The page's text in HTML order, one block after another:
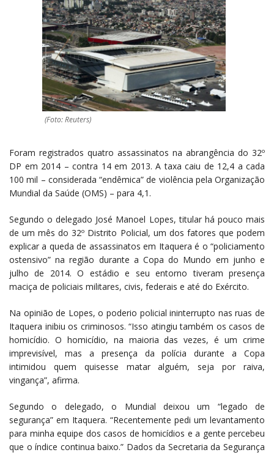
(Foto: Reuters)
Foram registrados quatro assassinatos na abrangência do 32º
DP em 2014 – contra 14 em 2013. A taxa caiu de 12,4 a cada
100 mil – considerada “endêmica” de violência pela Organização
Mundial da Saúde (OMS) – para 4,1.
Segundo o delegado José Manoel Lopes, titular há pouco mais
de um mês do 32º Distrito Policial, um dos fatores que podem
explicar a queda de assassinatos em Itaquera é o “policiamento
ostensivo” na região durante a Copa do Mundo em junho e
julho de 2014. O estádio e seu entorno tiveram presença
maciça de policiais militares, civis, federais e até do Exército.
Na opinião de Lopes, o poderio policial ininterrupto nas ruas de
Itaquera inibiu os criminosos. “Isso atingiu também os casos de
homicídio. O homicídio, na maioria das vezes, é um crime
imprevisível, mas a presença da polícia durante a Copa
intimidou quem quisesse matar alguém, seja por raiva,
vingança”, afirma.
Segundo o delegado, o Mundial deixou um “legado de
segurança” em Itaquera. “Recentemente pedi um levantamento
para minha equipe dos casos de homicídios e a gente percebeu
que o índice continua baixo.” Dados da Secretaria da Segurança